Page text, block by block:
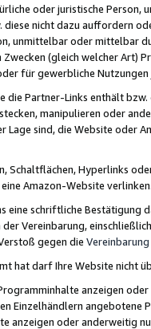
oder juristische
nicht dazu auffordern
unmittelbar oder mittelbar
(gleich welcher Art)
für gewerbliche
die Partner-Links enthält
manipulieren oder
Lage sind, die Website oder
Schaltflächen, Hyperlinks
Amazon-Website
eine schriftliche
Vereinbarung,
gegen die Vereinbarung
hat darf Ihre Website nicht
anzeigen
Einzelhändlern
anzeigen oder anderweitig